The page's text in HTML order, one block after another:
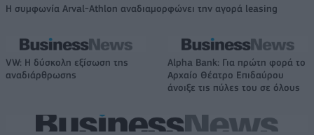
Η συμφωνία Arval-Athlon αναδιαμορφώνει την αγορά leasing
VW: Η δύσκολη εξίσωση της
αναδιάρθρωσης
Alpha Bank: Για πρώτη φορά το
Αρχαίο Θέατρο Επιδαύρου
άνοιξε τις πύλες του σε όλους